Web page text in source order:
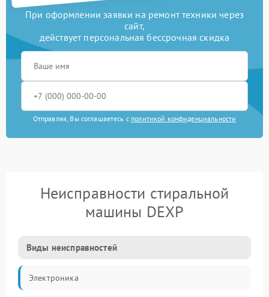
При оформлении заявки на ремонт техники через
сайт,
действует персональная бессрочная скидка
Отправляя, Вы соглашаетесь с политикой конфиденциальности
Неисправности стиральной
машины DEXP
Виды неисправностей
Электроника